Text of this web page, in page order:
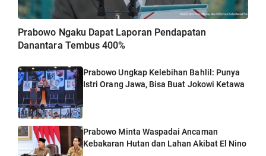
Prabowo Ngaku Dapat Laporan Pendapatan
Danantara Tembus 400%
Prabowo Ungkap Kelebihan Bahlil: Punya
Istri Orang Jawa, Bisa Buat Jokowi Ketawa
Prabowo Minta Waspadai Ancaman
Kebakaran Hutan dan Lahan Akibat El Nino